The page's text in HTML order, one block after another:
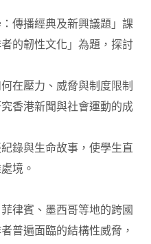
播經典及新興議題」課
的韌性文化」為題，探討
在壓力、威脅與制度限制
香港新聞與社會運動的成
錄與生命故事，使學生直
境。
賓、墨西哥等地的跨國
普遍面臨的結構性威脅，